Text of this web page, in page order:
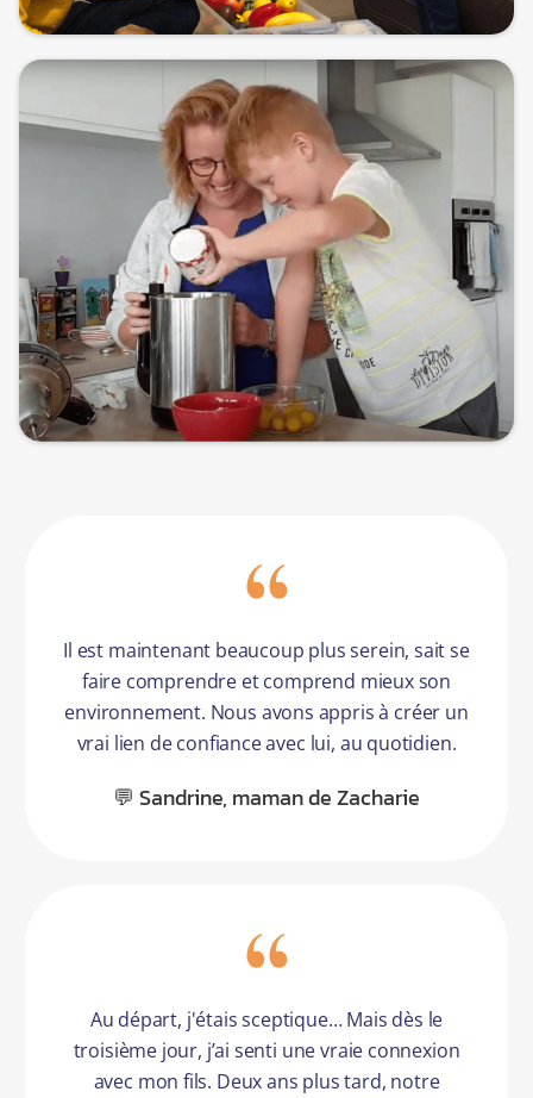
Il est maintenant beaucoup plus serein, sait se
faire comprendre et comprend mieux son
environnement. Nous avons appris à créer un
vrai lien de confiance avec lui, au quotidien.
💬 Sandrine, maman de Zacharie
Au départ, j'étais sceptique… Mais dès le
troisième jour, j’ai senti une vraie connexion
avec mon fils. Deux ans plus tard, notre